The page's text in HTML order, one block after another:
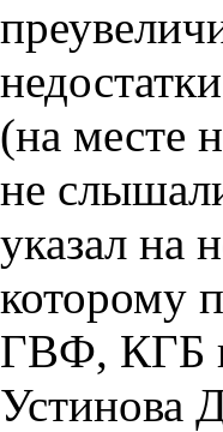
(на месте
не
указал на
которому
ГВФ, КГБ и
Устинова